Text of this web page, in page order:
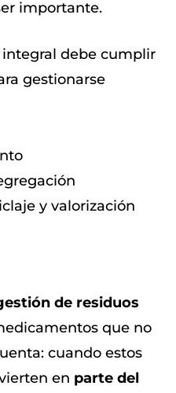
importante.
debe cumplir
gestionarse
y valorización
de residuos
que no
cuando estos
en parte del